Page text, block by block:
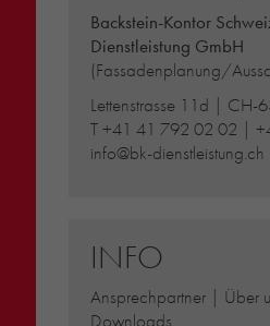
Backstein-Kontor
Dienstleistung GmbH
(Fassadenplanung/
Lettenstrasse 11d | CH-
T+41 41 792 02 02 |
info@bk-dienstleistung.ch
INFO
Ansprechpartner | Über
Downloads